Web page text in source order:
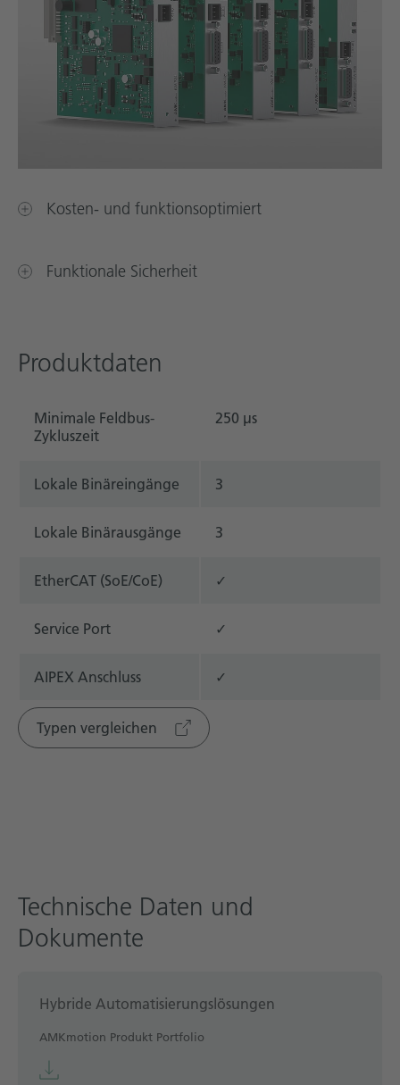
Kosten- und funktionsoptimiert
Funktionale Sicherheit
Produktdaten
Minimale Feldbus-
Zykluszeit
250 μs
Lokale Binäreingänge 3
Lokale Binärausgänge 3
EtherCAT (SoE/CoE) ✓
Service Port ✓
AIPEX Anschluss ✓
Typen vergleichen
Technische Daten und
Dokumente
Hybride Automatisierungslösungen
AMKmotion Produkt Portfolio